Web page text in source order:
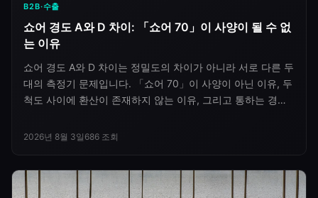
B2B·수출
쇼어 경도 A와 D 차이: 「쇼어 70」이 사양이 될 수 없
는 이유
쇼어 경도 A와 D 차이는 정밀도의 차이가 아니라 서로 다른 두
대의 측정기 문제입니다. 「쇼어 70」이 사양이 아닌 이유, 두
척도 사이에 환산이 존재하지 않는 이유, 그리고 통하는 경도
2026년 8월 3일 686 조회